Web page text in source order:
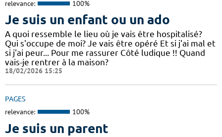
relevance: 100%
Je suis un enfant ou un ado
A quoi ressemble le lieu où je vais être hospitalisé?
Qui s'occupe de moi? Je vais être opéré Et si j'ai mal et
si j'ai peur... Pour me rassurer Côté ludique !! Quand
vais-je rentrer à la maison?
18/02/2026 15:25
PAGES
relevance: 100%
Je suis un parent